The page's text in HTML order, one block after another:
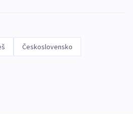
Československo